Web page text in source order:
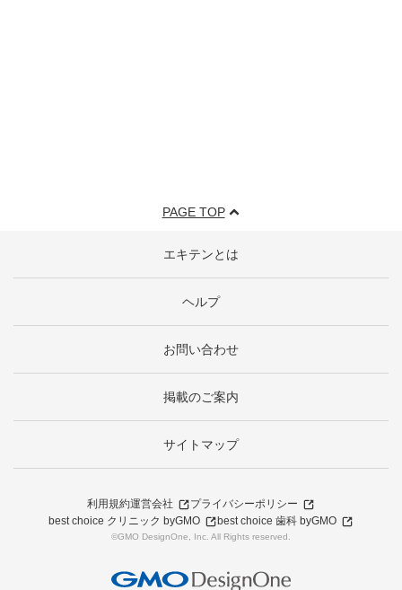
PAGE TOP
エキテンとは
ヘルプ
お問い合わせ
掲載のご案内
サイトマップ
利用規約運営会社
プライバシーポリシー
best choice クリニック byGMO
best choice 歯科 byGMO
©GMO DesignOne, Inc. All Rights reserved.